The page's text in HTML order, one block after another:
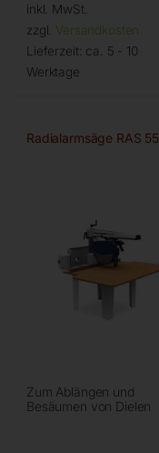
inkl. MwSt.
zzgl. Versandkosten
Lieferzeit: ca. 5 - 10
Werktage
Radialarmsäge RAS 55
Zum Ablängen und
Besäumen von Dielen